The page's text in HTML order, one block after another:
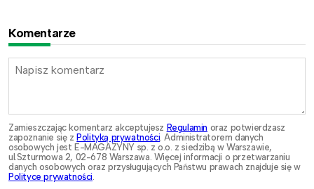
Komentarze
Zamieszczając komentarz akceptujesz Regulamin oraz potwierdzasz
zapoznanie się zPolityką prywatności . Administratorem danych
osobowych jest E-MAGAZYNY sp. z o.o. z siedzibą w Warszawie,
ul.Szturmowa 2, 02-678 Warszawa. Więcej informacji o przetwarzaniu
danych osobowych oraz przysługujących Państwu prawach znajduje się w
Polityce prywatności